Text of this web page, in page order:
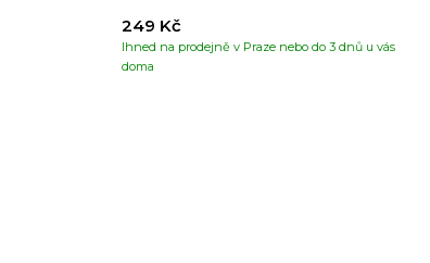
Ihned na prodejně v Praze nebo do 3 dnů u vás
doma
249 Kč